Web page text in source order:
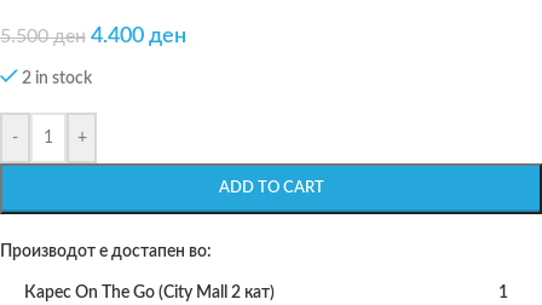
5.500ден 4.400 ден
2 in stock
- +
ADD TO CART
Производот е достапен во:
Карес On The Go (City Mall 2 кат)
1